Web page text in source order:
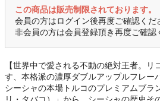
この商品は販売制限されております。
会員の方はログイン後再度ご確認くだ
非会員の方は会員登録頂き再度ご確認
【世界中で愛される不動の絶対王者。リ
す、本格派の濃厚ダブルアップルフレー
シーシャの本場トルコのプレミアムブラ